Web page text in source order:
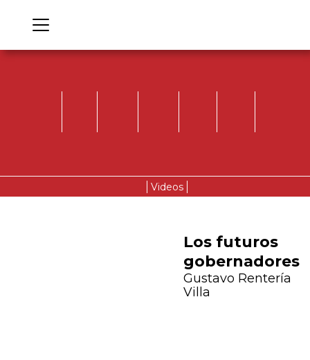
Videos
Los futuros
gobernadores
Gustavo Rentería
Villa